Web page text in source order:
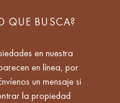
QUE BUSCA?
en nuestra
en línea, por
un mensaje si
la propiedad